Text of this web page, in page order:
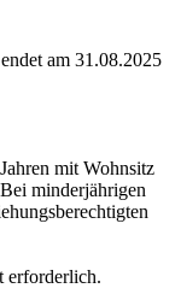
am 31.08.2025
mit Wohnsitz
minderjährigen
erforderlich.